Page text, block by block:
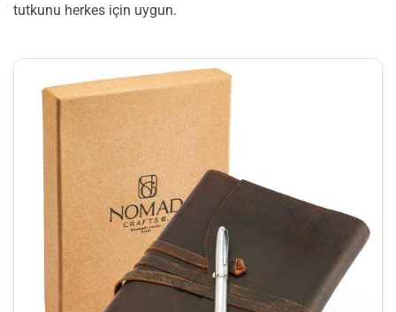
tutkunu herkes için uygun.